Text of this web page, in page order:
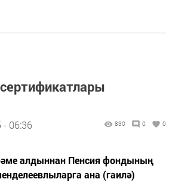
- 06:36 830 0 0
алдыннан Пенсия фондының
ана (гаилә)